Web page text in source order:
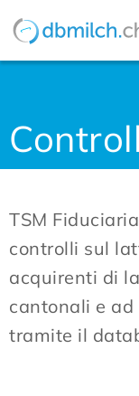
TSM
controlli sul
acquirenti di
cantonali e
tramite il